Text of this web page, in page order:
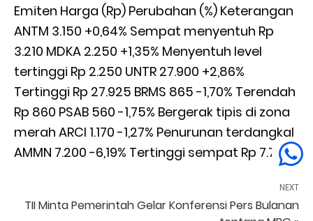
Emiten Harga (Rp) Perubahan (%) Keterangan
ANTM 3.150 +0,64% Sempat menyentuh Rp
3.210 MDKA 2.250 +1,35% Menyentuh level
tertinggi Rp 2.250 UNTR 27.900 +2,86%
Tertinggi Rp 27.925 BRMS 865 -1,70% Terendah
Rp 860 PSAB 560 -1,75% Bergerak tipis di zona
merah ARCI 1.170 -1,27% Penurunan terdangkal
AMMN 7.200 -6,19% Tertinggi sempat Rp 7.700
NEXT
TII Minta Pemerintah Gelar Konferensi Pers Bulanan